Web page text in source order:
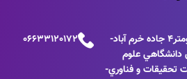
خرم اباد، كمالوند، كيلومتر٤ جاده خرم آباد-
دانشگاهي علوم
تحقيقات و فناوري-
06633120172